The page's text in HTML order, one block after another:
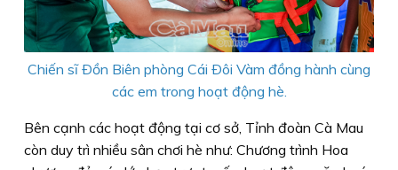
Chiến sĩ Ðồn Biên phòng Cái Ðôi Vàm đồng hành cùng
các em trong hoạt động hè.
Bên cạnh các hoạt động tại cơ sở, Tỉnh đoàn Cà Mau
còn duy trì nhiều sân chơi hè như: Chương trình Hoa